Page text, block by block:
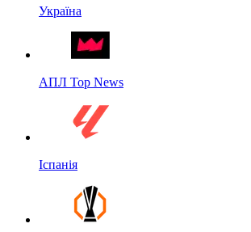
Україна
АПЛ Top News
Іспанія